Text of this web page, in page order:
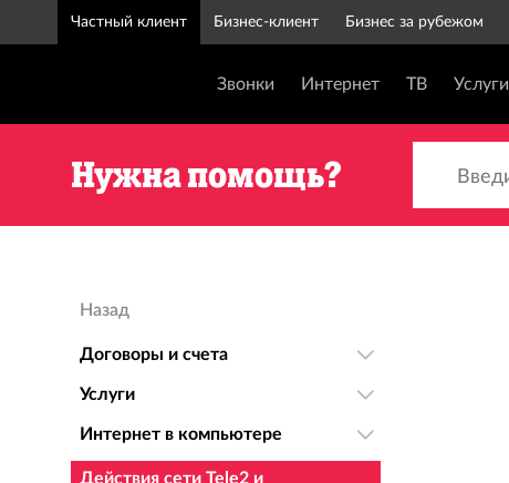
Частный клиент Бизнес-клиент Бизнес за рубежом
Звонки Интернет ТВ Услуги
Нужна помощь?
Назад
Договоры и счета
Услуги
Интернет в компьютере
Действия сети Tele2 и